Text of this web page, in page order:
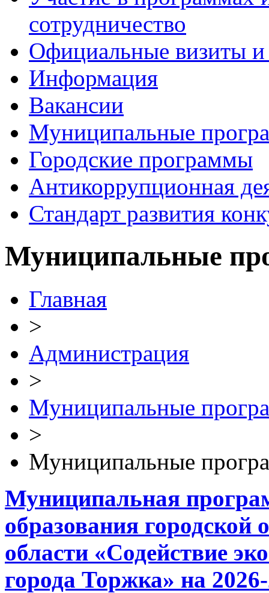
сотрудничество
Официальные визиты и
Информация
Вакансии
Муниципальные
Городские программы
Антикоррупционная
Стандарт развития
Муниципальные
Главная
>
Администрация
>
Муниципальные
>
Муниципальные
Муниципальная
образования городской
области «Содействие
города Торжка» на